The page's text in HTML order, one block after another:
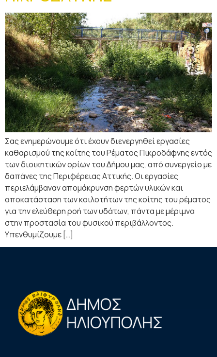
Σας ενημερώνουμε ότι έχουν διενεργηθεί εργασίες
καθαρισμού της κοίτης του Ρέµατος Πικροδάφνης εντός
των διοικητικών ορίων του ∆ήµου µας, από συνεργείο µε
δαπάνες της Περιφέρειας Αττικής. Οι εργασίες
περιελάµβαναν αποµάκρυνση φερτών υλικών και
αποκατάσταση των κοιλοτήτων της κοίτης του ρέµατος
για την ελεύθερη ροή των υδάτων, πάντα µε µέριµνα
στην προστασία του φυσικού περιβάλλοντος.
Υπενθυµίζουµε […]